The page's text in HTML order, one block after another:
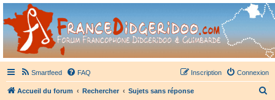
France Didgeridoo
Didgeridoo et Guimbarde sur France Didgeridoo - retrouvez la communauté.
Smartfeed FAQ Connexion
Inscription
Accueil du forum Rechercher Sujets sans réponse